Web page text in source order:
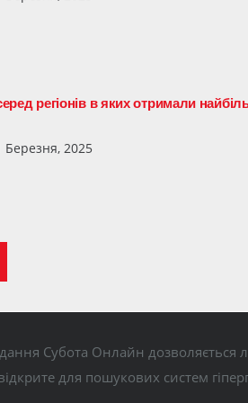
регіонів в яких отримали
Березня, 2025
Субота Онлайн
для пошукових систем